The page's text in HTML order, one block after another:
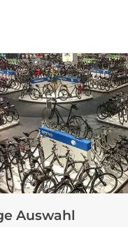
Gabel
1 1/4"-1 1/2" Eccentric
steerer
Sattelstütze
Duncan 1.0 27.2/
Auswahl